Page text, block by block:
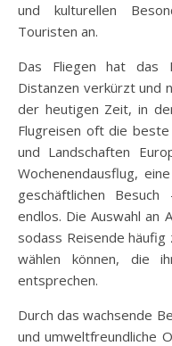
und kulturellen
Touristen an.
Das Fliegen hat das
Distanzen verkürzt und
der heutigen Zeit, in
Flugreisen oft die
und Landschaften
Wochenendausflug,
geschäftlichen
endlos. Die Auswahl an
sodass Reisende
wählen können, die
entsprechen.
Durch das wachsende
und umweltfreundliche